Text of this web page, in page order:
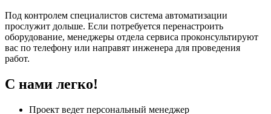
Под контролем специалистов система автоматизации
прослужит дольше. Если потребуется перенастроить
оборудование, менеджеры отдела сервиса проконсультируют
вас по телефону или направят инженера для проведения
работ.
С нами легко!
Проект ведет персональный менеджер